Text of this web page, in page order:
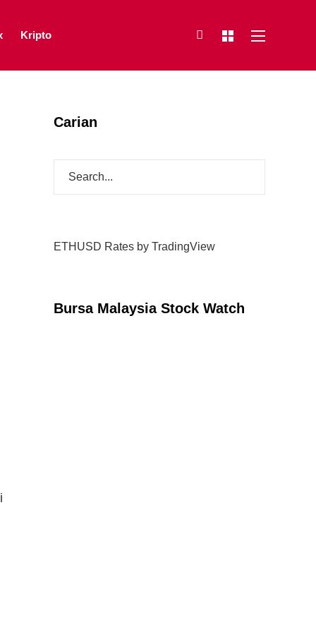
Kripto
Carian
ETHUSD Rates by TradingView
Bursa Malaysia Stock Watch